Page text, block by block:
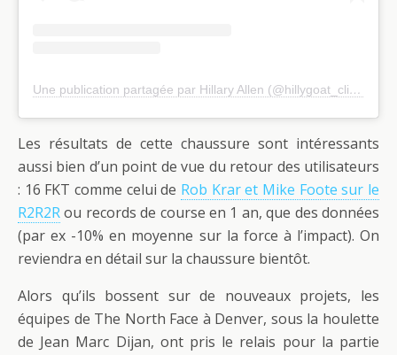
Une publication partagée par Hillary Allen (@hillygoat_climbs)
Les résultats de cette chaussure sont intéressants
aussi bien d’un point de vue du retour des utilisateurs
: 16 FKT comme celui de Rob Krar et Mike Foote sur le
R2R2Rou records de course en 1 an, que des données
(par ex -10% en moyenne sur la force à l’impact). On
reviendra en détail sur la chaussure bientôt.
Alors qu’ils bossent sur de nouveaux projets, les
équipes de The North Face à Denver, sous la houlette
de Jean Marc Dijan, ont pris le relais pour la partie